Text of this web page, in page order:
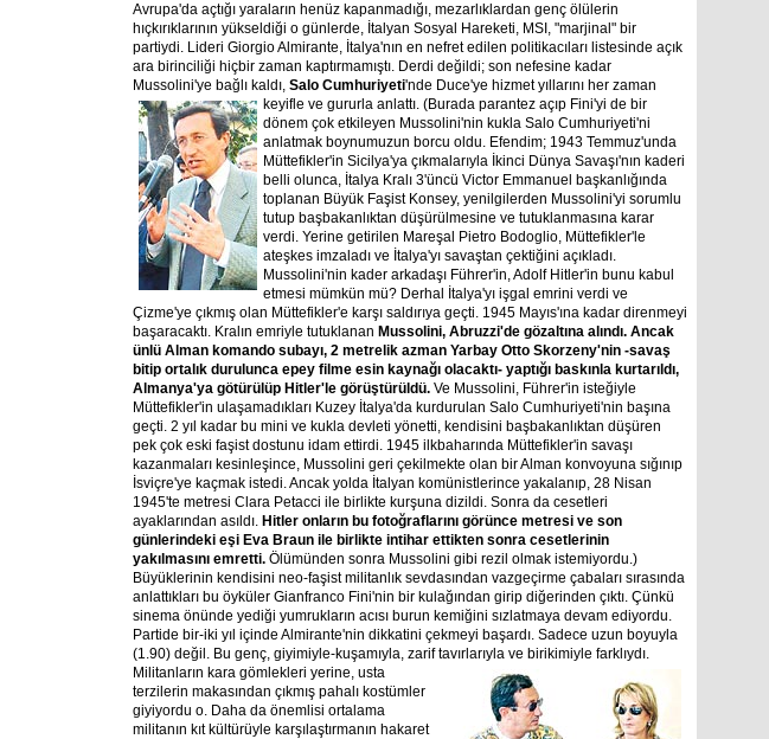
Avrupa'da açtığı yaraların henüz kapanmadığı, mezarlıklardan genç ölülerin
hıçkırıklarının yükseldiği o günlerde, İtalyan Sosyal Hareketi, MSI, "marjinal" bir
partiydi. Lideri Giorgio Almirante, İtalya'nın en nefret edilen politikacıları listesinde açık
ara birinciliği hiçbir zaman kaptırmamıştı. Derdi değildi; son nefesine kadar
Mussolini'ye bağlı kaldı, Salo Cumhuriyeti'nde Duce'ye hizmet yıllarını her zaman
keyifle ve gururla anlattı. (Burada parantez açıp Fini'yi de bir
dönem çok etkileyen Mussolini'nin kukla Salo Cumhuriyeti'ni
anlatmak boynumuzun borcu oldu. Efendim; 1943 Temmuz'unda
Müttefikler'in Sicilya'ya çıkmalarıyla İkinci Dünya Savaşı'nın kaderi
belli olunca, İtalya Kralı 3'üncü Victor Emmanuel başkanlığında
toplanan Büyük Faşist Konsey, yenilgilerden Mussolini'yi sorumlu
tutup başbakanlıktan düşürülmesine ve tutuklanmasına karar
verdi. Yerine getirilen Mareşal Pietro Bodoglio, Müttefikler'le
ateşkes imzaladı ve İtalya'yı savaştan çektiğini açıkladı.
Mussolini'nin kader arkadaşı Führer'in, Adolf Hitler'in bunu kabul
etmesi mümkün mü? Derhal İtalya'yı işgal emrini verdi ve
Çizme'ye çıkmış olan Müttefikler'e karşı saldırıya geçti. 1945 Mayıs'ına kadar direnmeyi
başaracaktı. Kralın emriyle tutuklanan Mussolini, Abruzzi'de gözaltına alındı. Ancak
ünlü Alman komando subayı, 2 metrelik azman Yarbay Otto Skorzeny'nin -savaş
bitip ortalık durulunca epey filme esin kaynağı olacaktı- yaptığı baskınla kurtarıldı,
Almanya'ya götürülüp Hitler'le görüştürüldü. Ve Mussolini, Führer'in isteğiyle
Müttefikler'in ulaşamadıkları Kuzey İtalya'da kurdurulan Salo Cumhuriyeti'nin başına
geçti. 2 yıl kadar bu mini ve kukla devleti yönetti, kendisini başbakanlıktan düşüren
pek çok eski faşist dostunu idam ettirdi. 1945 ilkbaharında Müttefikler'in savaşı
kazanmaları kesinleşince, Mussolini geri çekilmekte olan bir Alman konvoyuna sığınıp
İsviçre'ye kaçmak istedi. Ancak yolda İtalyan komünistlerince yakalanıp, 28 Nisan
1945'te metresi Clara Petacci ile birlikte kurşuna dizildi. Sonra da cesetleri
ayaklarından asıldı. Hitler onların bu fotoğraflarını görünce metresi ve son
günlerindeki eşi Eva Braun ile birlikte intihar ettikten sonra cesetlerinin
yakılmasını emretti. Ölümünden sonra Mussolini gibi rezil olmak istemiyordu.)
Büyüklerinin kendisini neo-faşist militanlık sevdasından vazgeçirme çabaları sırasında
anlattıkları bu öyküler Gianfranco Fini'nin bir kulağından girip diğerinden çıktı. Çünkü
sinema önünde yediği yumrukların acısı burun kemiğini sızlatmaya devam ediyordu.
Partide bir-iki yıl içinde Almirante'nin dikkatini çekmeyi başardı. Sadece uzun boyuyla
(1.90) değil. Bu genç, giyimiyle-kuşamıyla, zarif tavırlarıyla ve birikimiyle farklıydı.
Militanların kara gömlekleri yerine, usta
terzilerin makasından çıkmış pahalı kostümler
giyiyordu o. Daha da önemlisi ortalama
militanın kıt kültürüyle karşılaştırmanın hakaret